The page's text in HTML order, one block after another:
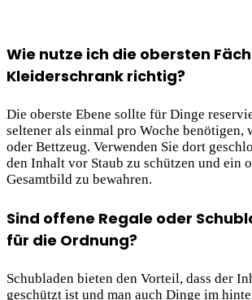
Wie nutze ich die obersten
Kleiderschrank richtig?
Die oberste Ebene sollte für Dinge
seltener als einmal pro Woche benötigen,
oder Bettzeug. Verwenden Sie dort
den Inhalt vor Staub zu schützen und ein
Gesamtbild zu bewahren.
Sind offene Regale oder
für die Ordnung?
Schubladen bieten den Vorteil, dass der
geschützt ist und man auch Dinge im